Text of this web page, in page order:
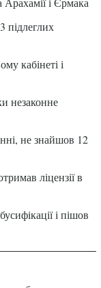
підлеглих
кабінеті і
незаконне
не знайшов 12
ліцензії в
і пішов